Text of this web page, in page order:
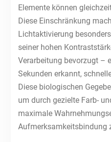
Elemente können
Diese Einschränkung
Lichtaktivierung
seiner hohen
Verarbeitung bevorzugt –
Sekunden erkannt,
Diese biologischen
um durch gezielte Farb-
maximale
Aufmerksamkeitsbindung